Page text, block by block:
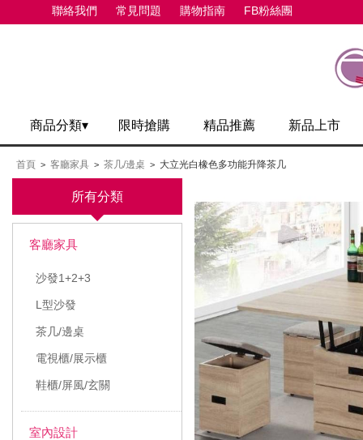
聯絡我們 常見問題 購物指南 FB粉絲團
商品分類▾ 限時搶購 精品推薦 新品上市
首頁 > 客廳家具 > 茶几/邊桌 > 大立光白橡色多功能升降茶几
所有分類
客廳家具
沙發1+2+3
L型沙發
茶几/邊桌
電視櫃/展示櫃
鞋櫃/屏風/玄關
室內設計